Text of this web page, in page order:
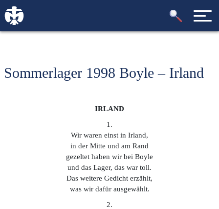
Sommerlager 1998 Boyle – Irland
IRLAND
1.
Wir waren einst in Irland,
in der Mitte und am Rand
gezeltet haben wir bei Boyle
und das Lager, das war toll.
Das weitere Gedicht erzählt,
was wir dafür ausgewählt.
2.